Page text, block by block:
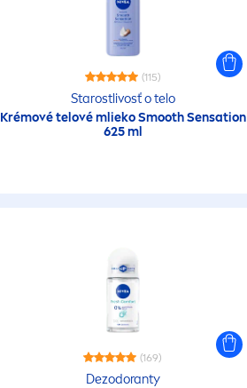
(115)
Starostlivosť o telo
Krémové telové mlieko SmoothSensation
625 ml
(169)
Dezodoranty